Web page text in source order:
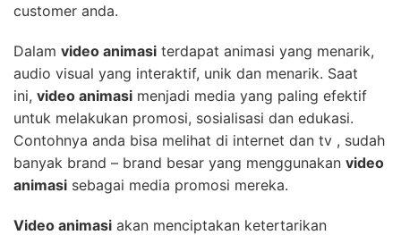
customer anda.
Dalam video animasi terdapat animasi yang menarik,
audio visual yang interaktif, unik dan menarik. Saat
ini, video animasi menjadi media yang paling efektif
untuk melakukan promosi, sosialisasi dan edukasi.
Contohnya anda bisa melihat di internet dan tv , sudah
banyak brand – brand besar yang menggunakan video
animasi sebagai media promosi mereka.
Video animasi akan menciptakan ketertarikan